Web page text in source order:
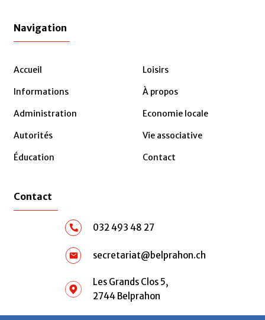
Navigation
Accueil
Informations
Administration
Autorités
Éducation
Loisirs
À propos
Economie locale
Vie associative
Contact
Contact
032 493 48 27
secretariat@belprahon.ch
Les Grands Clos 5,
2744 Belprahon